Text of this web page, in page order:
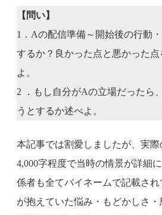
【問い】
1．Aの配信準備～開始後の行動
するか？良かった点と悪かった
よ。
2 ．もし自分がAの立場だったら
うとするか述べよ。
本記事では割愛しましたが、実際
4,000字程度で当時の情景が詳細
係者も全てバイネームで記載さ
が抱えていた悩み・もどかしさ・